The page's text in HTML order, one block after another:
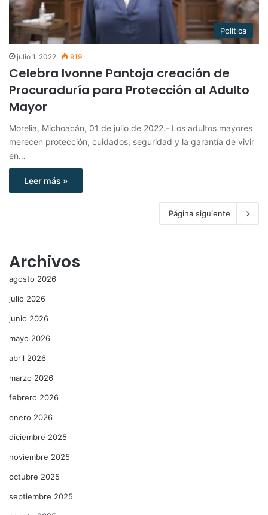
Política
julio 1, 2022 919
Celebra Ivonne Pantoja creación de
Procuraduría para Protección al Adulto
Mayor
Morelia, Michoacán, 01 de julio de 2022.- Los adultos mayores
merecen protección, cuidados, seguridad y la garantía de vivir
en…
Leer más »
Página siguiente
Archivos
agosto 2026
julio 2026
junio 2026
mayo 2026
abril 2026
marzo 2026
febrero 2026
enero 2026
diciembre 2025
noviembre 2025
octubre 2025
septiembre 2025